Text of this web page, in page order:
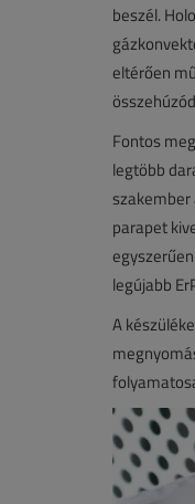
beszél.
eltérően
Fontos
legtöbb
szakember
parapet
legújabb
A